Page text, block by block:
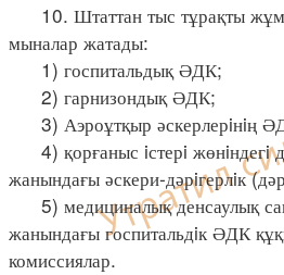
10. Штаттан тыс тұрақты
мыналар жатады:
1) госпитальдық ӘДК;
2) гарнизондық ӘДК;
3) Аэроұтқыр әскерлерiнiң
4) қорғаныс iстерi жөнiндегi
жанындағы әскери-дәрiгерлiк
5) медициналық денсаулық
жанындағы госпитальдiк ӘДК
комиссиялар.